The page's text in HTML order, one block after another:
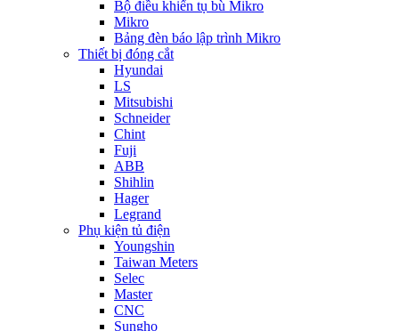
Bộ điều khiển tụ bù Mikro
Mikro
Bảng đèn báo lập trình Mikro
Thiết bị đóng cắt
Hyundai
LS
Mitsubishi
Schneider
Chint
Fuji
ABB
Shihlin
Hager
Legrand
Phụ kiện tủ điện
Youngshin
Taiwan Meters
Selec
Master
CNC
Sungho